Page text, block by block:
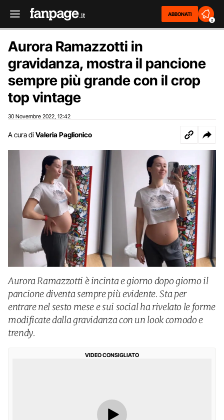
ABBONATI
2
Aurora Ramazzotti in
gravidanza, mostra il pancione
sempre più grande con il crop
top vintage
30 Novembre 2022 12:42
A cura di Valeria Paglionico
Aurora Ramazzotti è incinta e giorno dopo giorno il
pancione diventa sempre più evidente. Sta per
entrare nel sesto mese e sui social ha rivelato le forme
modificate dalla gravidanza con un look comodo e
trendy.
VIDEO CONSIGLIATO